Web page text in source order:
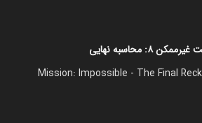
۸: محاسبه نهایی
Mission: Impossible - The Final